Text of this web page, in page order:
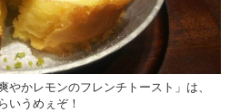
やかレモンのフレンチトースト」は、
いうめぇぞ！